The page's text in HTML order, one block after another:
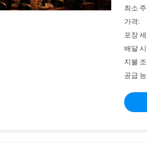
최소
가격:
포장
배달
지불
공급